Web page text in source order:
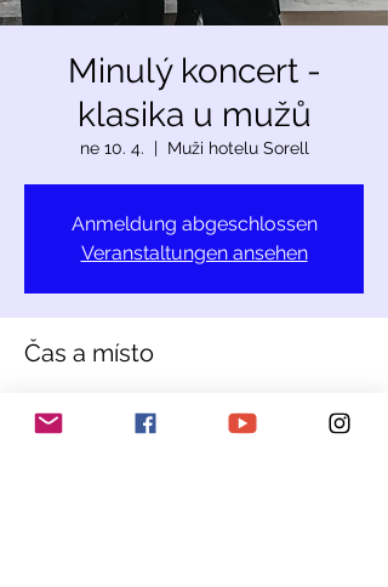
Minulý koncert -
klasika u mužů
ne 10. 4.
  |
Muži hotelu Sorell
Anmeldung abgeschlossen
Veranstaltungen ansehen
Čas a místo
Muži hotelu Sorell, Oberstadt 20, 8200